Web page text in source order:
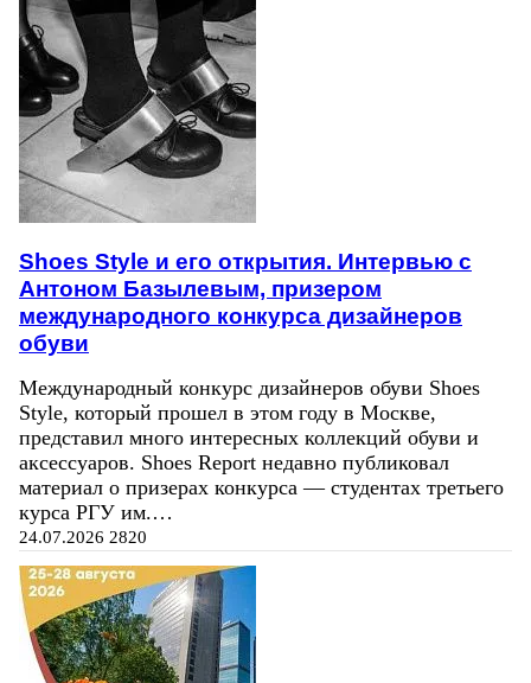
Shoes Style и его открытия. Интервью с
Антоном Базылевым, призером
международного конкурса дизайнеров
обуви
Международный конкурс дизайнеров обуви Shoes
Style, который прошел в этом году в Москве,
представил много интересных коллекций обуви и
аксессуаров. Shoes Report недавно публиковал
материал о призерах конкурса — студентах третьего
курса РГУ им.…
24.07.2026 2820